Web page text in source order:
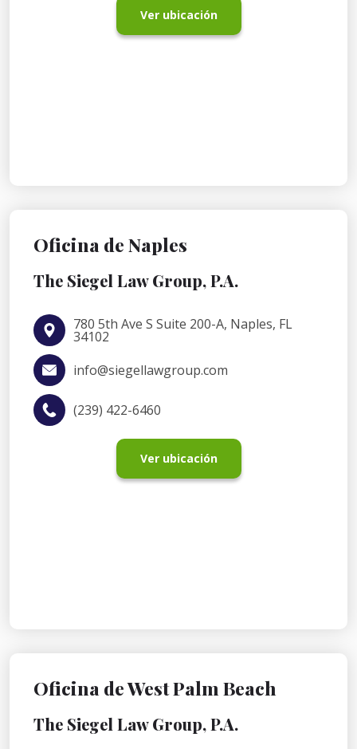
Ver ubicación
Oficina de Naples
The Siegel Law Group, P.A.
780 5th Ave S Suite 200-A, Naples, FL
34102
info@siegellawgroup.com
(239) 422-6460
Ver ubicación
Oficina de West Palm Beach
The Siegel Law Group, P.A.